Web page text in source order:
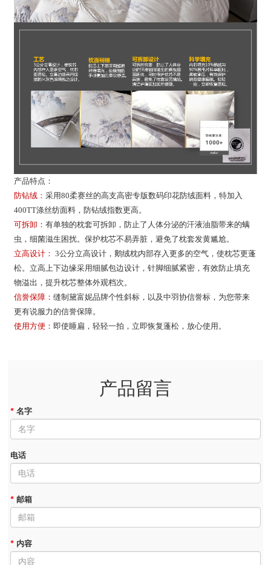
产品特点：
防钻绒：采用80柔赛丝的高支高密专版数码印花防绒面料，特加入
400TT涤丝纺面料，防钻绒指数更高。
可拆卸：有单独的枕套可拆卸，防止了人体分泌的汗液油脂带来的螨
虫，细菌滋生困扰。保护枕芯不易弄脏，避免了枕套发黄尴尬。
立高设计： 3公分立高设计，鹅绒枕内部存入更多的空气，使枕芯更蓬
松。立高上下边缘采用细腻包边设计，针脚细腻紧密，有效防止填充
物溢出，提升枕芯整体外观档次。
信誉保障：缝制黛富妮品牌个性斜标，以及中羽协信誉标，为您带来
更有说服力的信誉保障。
使用方便： 即使睡扁，轻轻一拍，立即恢复蓬松，放心使用。
产品留言
* 名字
电话
* 邮箱
* 内容